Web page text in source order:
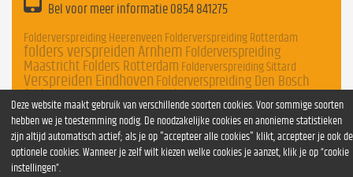
Bel voor meer informatie 0854 841275
Folderverspreiding Heerenveen Folderverspreiding Rotterdam
folders verspreiden Arnhem Folderverspreiding
Maastricht Folders Rotterdam Folderverspreiding Sittard
Verspreiden Eindhoven Folderverspreiding Den Bosch
Folderverspreiding Nederland
Deze website maakt gebruik van verschillende soorten cookies. Voor sommige soorten
hebben we je toestemming nodig. De noodzakelijke cookies en anonieme statistieken
zijn altijd automatisch actief; als je op "accepteer alle cookies" klikt, accepteer je ook de
optionele cookies. Wanneer je zelf wilt kiezen welke cookies je aanzet, klik je op “cookie
instellingen”.